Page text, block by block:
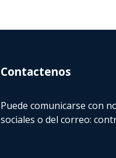
Contactenos
Puede comunicarse con
sociales o del correo: